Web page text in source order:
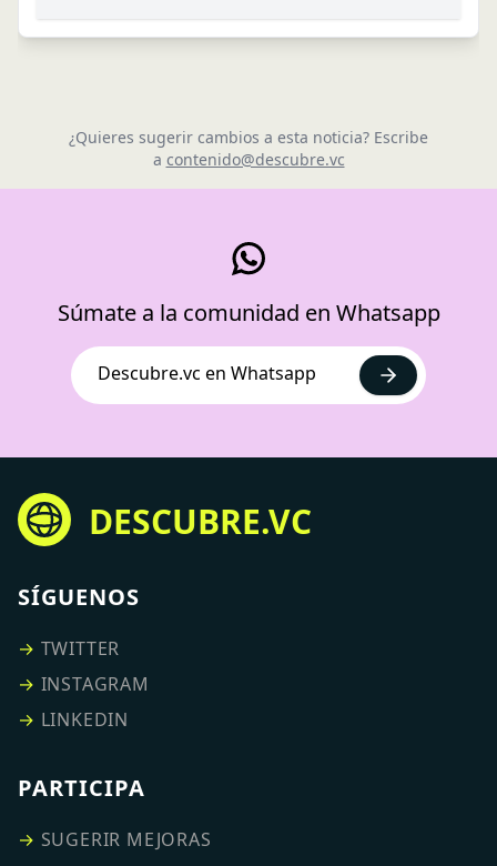
¿Quieres sugerir cambios a esta noticia? Escribe
a contenido@descubre.vc
Súmate a la comunidad en Whatsapp
Descubre.vc en Whatsapp
DESCUBRE.VC
SÍGUENOS
→ TWITTER
→ INSTAGRAM
→ LINKEDIN
PARTICIPA
→ SUGERIR MEJORAS